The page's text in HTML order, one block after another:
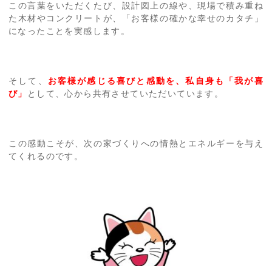
この言葉をいただくたび、設計図上の線や、現場で積み重ね
た木材やコンクリートが、「お客様の確かな幸せのカタチ」
になったことを実感します。
そして、 お客様が感じる喜びと感動を、私自身も「我が喜
び」
として、心から共有させていただいています。
この感動こそが、次の家づくりへの情熱とエネルギーを与え
てくれるのです。